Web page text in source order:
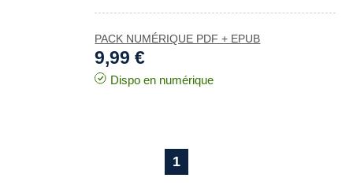
PACK NUMÉRIQUE PDF + EPUB
9,99 €
Dispo en numérique
1